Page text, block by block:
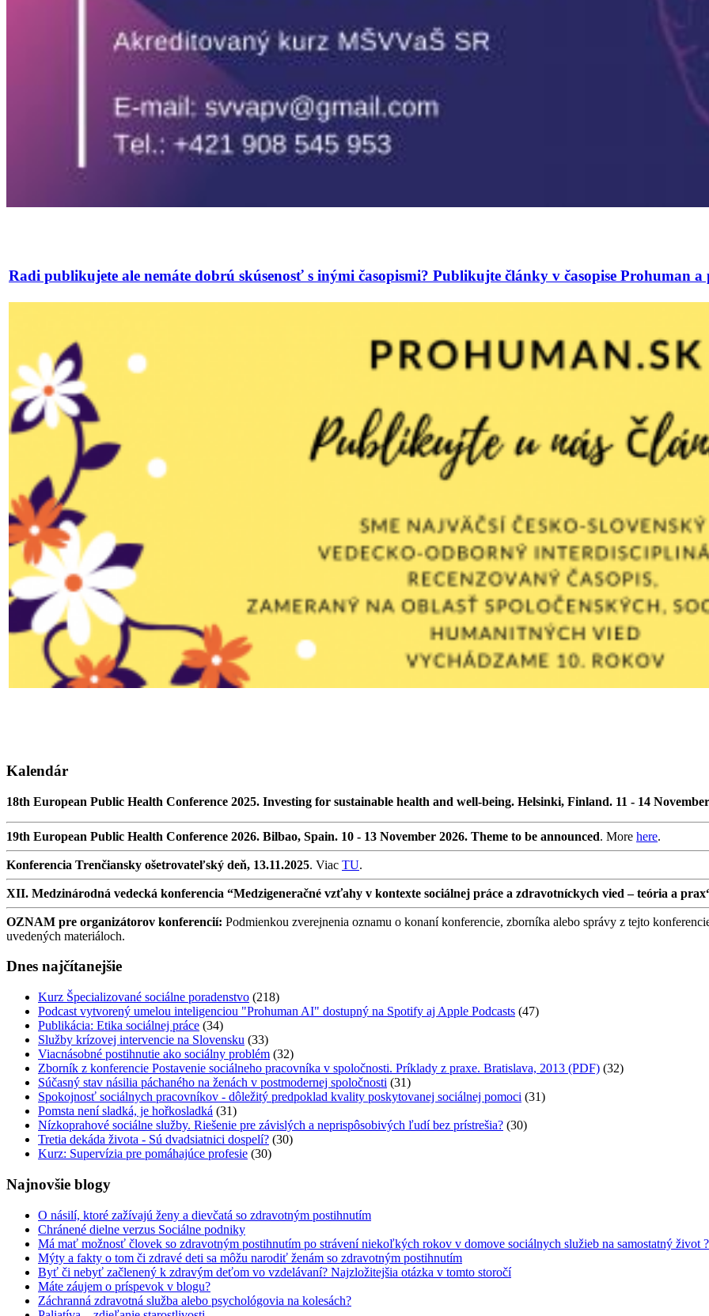
Radi publikujete ale nemáte dobrú skúsenosť s inými časopismi? Publikujte články v časopise Prohuman
Kalendár
18th European Public Health Conference 2025. Investing for sustainable health and well-being. Helsinki, Finland. 11 - 14
19th European Public Health Conference 2026. Bilbao, Spain. 10 - 13 November 2026. Theme to be announced. More here.
Konferencia Trenčiansky ošetrovateľský deň, 13.11.2025. Viac TU.
XII. Medzinárodná vedecká konferencia “Medzigeneračné vzťahy v kontexte sociálnej práce a zdravotníckych vied – teória a
OZNAM pre organizátorov konferencií: Podmienkou zverejnenia oznamu o konaní konferencie, zborníka alebo správy z tejto
uvedených materiáloch.
Dnes najčítanejšie
Kurz Špecializované sociálne poradenstvo (218)
Podcast vytvorený umelou inteligenciou "Prohuman AI" dostupný na Spotify aj Apple Podcasts (47)
Publikácia: Etika sociálnej práce (34)
Služby krízovej intervencie na Slovensku (33)
Viacnásobné postihnutie ako sociálny problém (32)
Zborník z konferencie Postavenie sociálneho pracovníka v spoločnosti. Príklady z praxe. Bratislava, 2013 (PDF) (32)
Súčasný stav násilia páchaného na ženách v postmodernej spoločnosti (31)
Spokojnosť sociálnych pracovníkov - dôležitý predpoklad kvality poskytovanej sociálnej pomoci (31)
Pomsta není sladká, je hořkosladká (31)
Nízkoprahové sociálne služby. Riešenie pre závislých a neprispôsobivých ľudí bez prístrešia? (30)
Tretia dekáda života - Sú dvadsiatnici dospelí? (30)
Kurz: Supervízia pre pomáhajúce profesie (30)
Najnovšie blogy
O násilí, ktoré zažívajú ženy a dievčatá so zdravotným postihnutím
Chránené dielne verzus Sociálne podniky
Má mať možnosť človek so zdravotným postihnutím po strávení niekoľkých rokov v domove sociálnych služieb na samostatný život ?
Mýty a fakty o tom či zdravé deti sa môžu narodiť ženám so zdravotným postihnutím
Byť či nebyť začlenený k zdravým deťom vo vzdelávaní? Najzložitejšia otázka v tomto storočí
Máte záujem o príspevok v blogu?
Záchranná zdravotná služba alebo psychológovia na kolesách?